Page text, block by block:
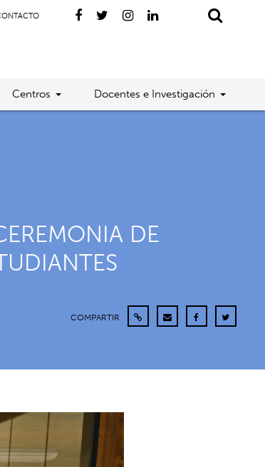
Centros Docentes e Investigación
DE
COMPARTIR